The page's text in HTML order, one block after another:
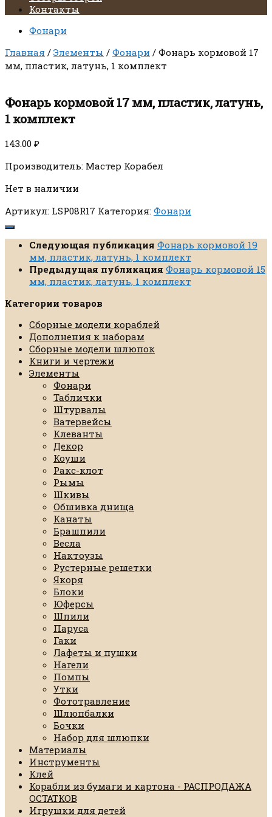
Контакты
Фонари
Главная / Элементы / Фонари / Фонарь кормовой 17
мм, пластик, латунь, 1 комплект
Фонарь кормовой 17 мм, пластик, латунь,
1 комплект
143.00 ₽
Производитель: Мастер Корабел
Нет в наличии
Артикул: LSP08R17 Категория: Фонари
Следующая публикация Фонарь кормовой 19
мм, пластик, латунь, 1 комплект
Предыдущая публикация Фонарь кормовой 15
мм, пластик, латунь, 1 комплект
Категории товаров
Сборные модели кораблей
Дополнения к наборам
Сборные модели шлюпок
Книги и чертежи
Элементы
Фонари
Таблички
Штурвалы
Ватервейсы
Клеванты
Декор
Коуши
Ракс-клот
Рымы
Шкивы
Обшивка днища
Канаты
Брашпили
Весла
Нактоузы
Рустерные решетки
Якоря
Блоки
Юферсы
Шпили
Паруса
Гаки
Лафеты и пушки
Нагели
Помпы
Утки
Фототравление
Шлюпбалки
Бочки
Набор для шлюпки
Материалы
Инструменты
Клей
Корабли из бумаги и картона - РАСПРОДАЖА
ОСТАТКОВ
Игрушки для детей